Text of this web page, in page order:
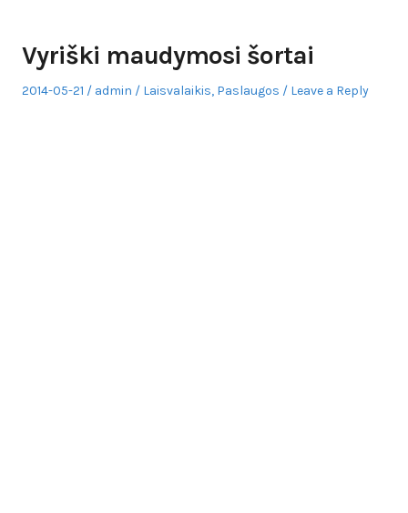
Vyriški maudymosi šortai
Posted
2014-05-21 Author
admin
Posted
Laisvalaikis, Paslaugos Leave a Reply